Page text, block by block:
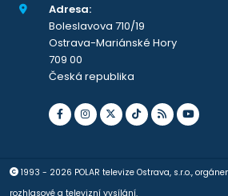
Adresa:
Boleslavova 710/19
Ostrava-Mariánské Hory
709 00
Česká republika
1993 - 2026 POLAR televize Ostrava, s.r.o.,
rozhlasové a televizní vysílání.